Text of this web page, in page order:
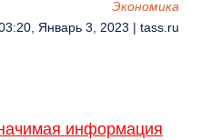
Экономика
Январь 3, 2023 | tass.ru
информация